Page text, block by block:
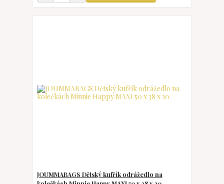
JOUMMABAGS Dětský kufřík odrážedlo na